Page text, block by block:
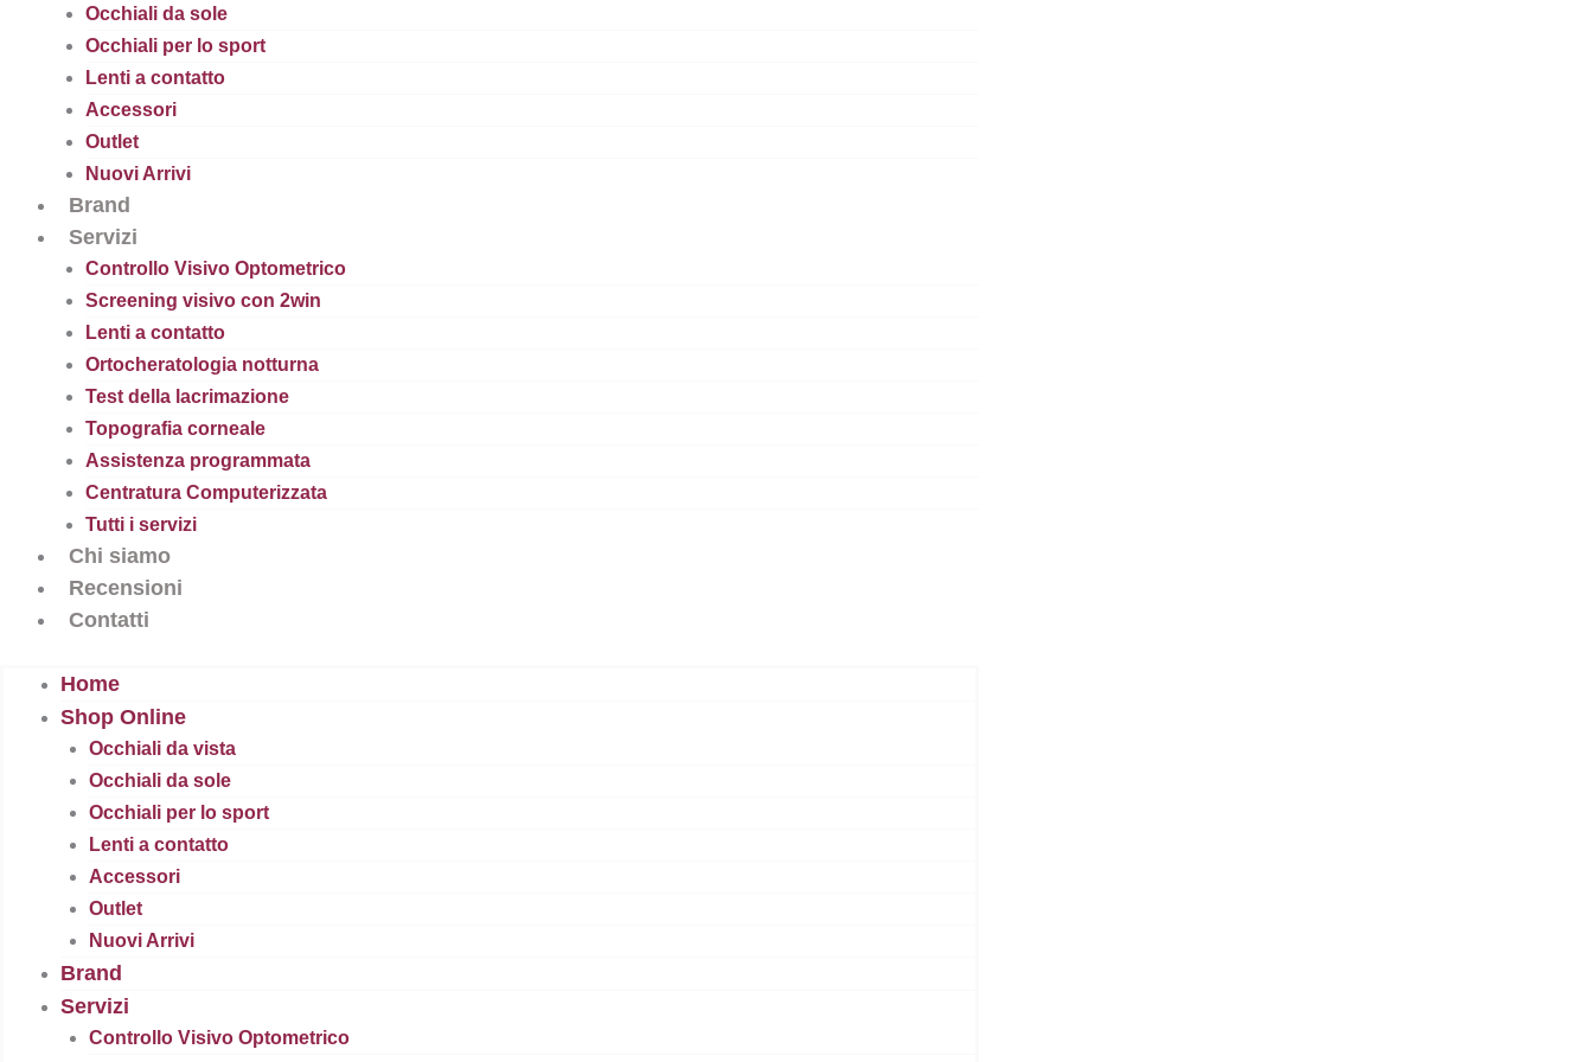
Occhiali da sole
Occhiali per lo sport
Lenti a contatto
Accessori
Outlet
Nuovi Arrivi
Brand
Servizi
Controllo Visivo Optometrico
Screening visivo con 2win
Lenti a contatto
Ortocheratologia notturna
Test della lacrimazione
Topografia corneale
Assistenza programmata
Centratura Computerizzata
Tutti i servizi
Chi siamo
Recensioni
Contatti
Home
Shop Online
Occhiali da vista
Occhiali da sole
Occhiali per lo sport
Lenti a contatto
Accessori
Outlet
Nuovi Arrivi
Brand
Servizi
Controllo Visivo Optometrico